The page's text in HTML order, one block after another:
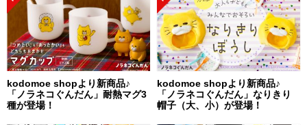
kodomoe shopより新商品♪
「ノラネコぐんだん」耐熱マグ3
種が登場！
kodomoe shopより新商品♪
「ノラネコぐんだん」なりきり
帽子（大、小）が登場！